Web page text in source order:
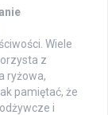
Wiele
z
ryżowa,
pamiętać, że
i